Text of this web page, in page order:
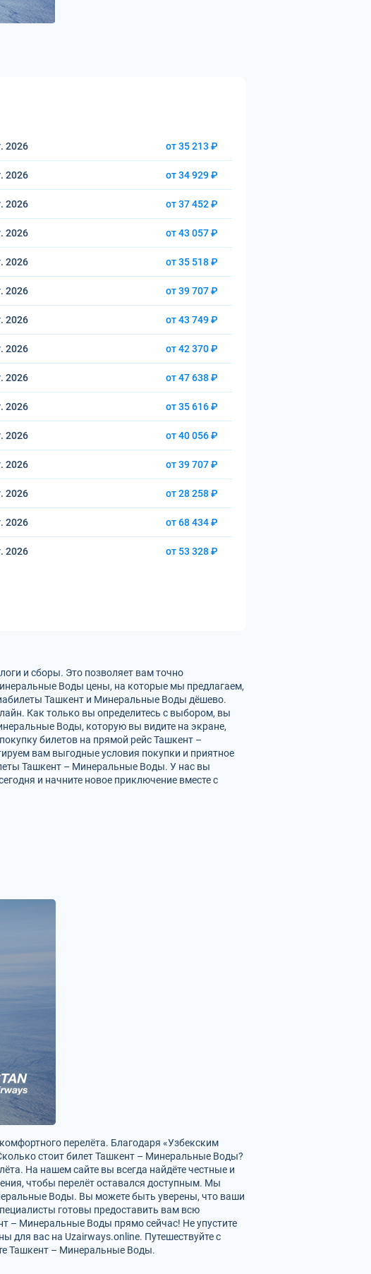
2026 от 35 213 ₽
2026 от 34 929 ₽
2026 от 37 452 ₽
2026 от 43 057 ₽
2026 от 35 518 ₽
2026 от 39 707 ₽
2026 от 43 749 ₽
2026 от 42 370 ₽
2026 от 47 638 ₽
2026 от 35 616 ₽
2026 от 40 056 ₽
2026 от 39 707 ₽
2026 от 28 258 ₽
2026 от 68 434 ₽
2026 от 53 328 ₽
и сборы. Это позволяет вам точно
Воды цены, на которые мы предлагаем,
Ташкент и Минеральные Воды дёшево.
Как только вы определитесь с выбором, вы
Воды, которую вы видите на экране,
билетов на прямой рейс Ташкент –
вам выгодные условия покупки и приятное
Ташкент – Минеральные Воды. У нас вы
и начните новое приключение вместе с
перелёта. Благодаря «Узбекским
стоит билет Ташкент – Минеральные Воды?
На нашем сайте вы всегда найдёте честные и
чтобы перелёт оставался доступным. Мы
Воды. Вы можете быть уверены, что ваши
готовы предоставить вам всю
– Минеральные Воды прямо сейчас! Не упустите
вас на Uzairways.online. Путешествуйте с
Ташкент – Минеральные Воды.